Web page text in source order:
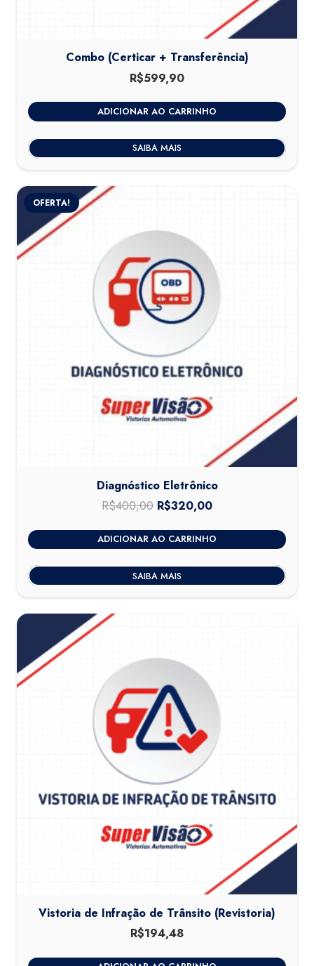
Combo (Certicar + Transferência)
R$599,90
ADICIONAR AO CARRINHO
SAIBA MAIS
OFERTA!
Diagnóstico Eletrônico
R$400,00 O
original
era:
R$400,00.
R$320,00
atual
é:
R$320,00.
ADICIONAR AO CARRINHO
SAIBA MAIS
Vistoria de Infração de Trânsito (Revistoria)
R$194,48